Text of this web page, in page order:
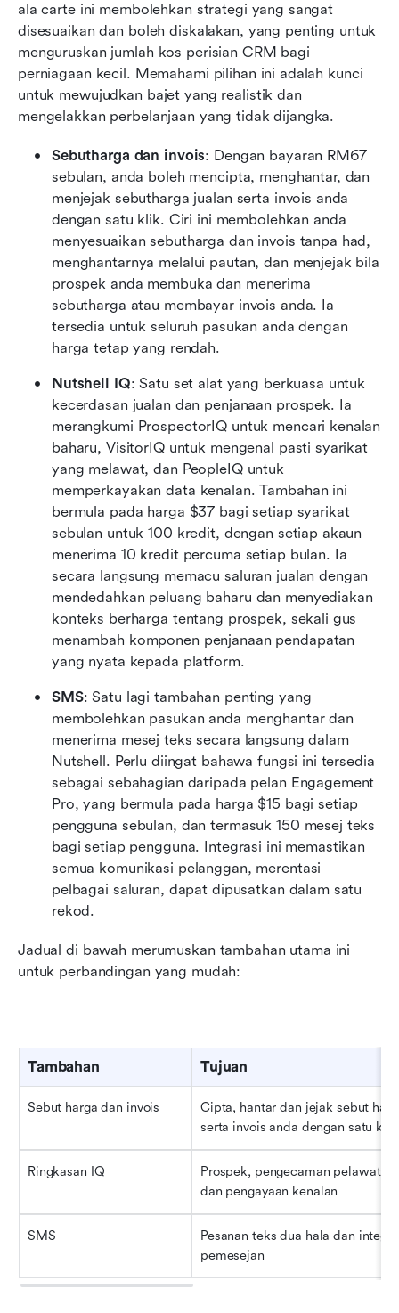
ala carte ini membolehkan strategi yang sangat
disesuaikan dan boleh diskalakan, yang penting untuk
menguruskan jumlah kos perisian CRM bagi
perniagaan kecil. Memahami pilihan ini adalah kunci
untuk mewujudkan bajet yang realistik dan
mengelakkan perbelanjaan yang tidak dijangka.
Sebutharga dan invois: Dengan bayaran RM67
sebulan, anda boleh mencipta, menghantar, dan
menjejak sebutharga jualan serta invois anda
dengan satu klik. Ciri ini membolehkan anda
menyesuaikan sebutharga dan invois tanpa had,
menghantarnya melalui pautan, dan menjejak bila
prospek anda membuka dan menerima
sebutharga atau membayar invois anda. Ia
tersedia untuk seluruh pasukan anda dengan
harga tetap yang rendah.
Nutshell IQ: Satu set alat yang berkuasa untuk
kecerdasan jualan dan penjanaan prospek. Ia
merangkumi ProspectorIQ untuk mencari kenalan
baharu, VisitorIQ untuk mengenal pasti syarikat
yang melawat, dan PeopleIQ untuk
memperkayakan data kenalan. Tambahan ini
bermula pada harga $37 bagi setiap syarikat
sebulan untuk 100 kredit, dengan setiap akaun
menerima 10 kredit percuma setiap bulan. Ia
secara langsung memacu saluran jualan dengan
mendedahkan peluang baharu dan menyediakan
konteks berharga tentang prospek, sekali gus
menambah komponen penjanaan pendapatan
yang nyata kepada platform.
SMS: Satu lagi tambahan penting yang
membolehkan pasukan anda menghantar dan
menerima mesej teks secara langsung dalam
Nutshell. Perlu diingat bahawa fungsi ini tersedia
sebagai sebahagian daripada pelan Engagement
Pro, yang bermula pada harga $15 bagi setiap
pengguna sebulan, dan termasuk 150 mesej teks
bagi setiap pengguna. Integrasi ini memastikan
semua komunikasi pelanggan, merentasi
pelbagai saluran, dapat dipusatkan dalam satu
rekod.
Jadual di bawah merumuskan tambahan utama ini
untuk perbandingan yang mudah:
Tambahan Tujuan
Sebut harga dan invois
Cipta, hantar dan jejak sebut
serta invois anda dengan satu klik
Ringkasan IQ
Prospek, pengecaman pelawat
dan pengayaan kenalan
SMS
Pesanan teks dua hala dan
pemesejan